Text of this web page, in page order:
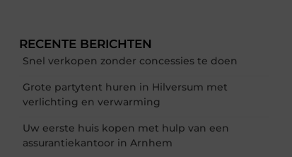
RECENTE BERICHTEN
Snel verkopen zonder concessies te doen
Grote partytent huren in Hilversum met
verlichting en verwarming
Uw eerste huis kopen met hulp van een
assurantiekantoor in Arnhem